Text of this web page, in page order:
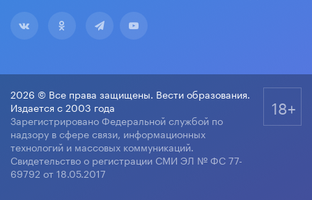
2026 © Все права защищены. Вести образования.
Издается с 2003 года
Зарегистрировано Федеральной службой по
надзору в сфере связи, информационных
технологий и массовых коммуникаций.
Свидетельство о регистрации СМИ ЭЛ № ФС 77-
69792 от 18.05.2017
18+